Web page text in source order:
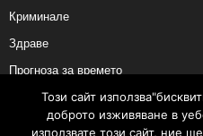
Криминале
Здраве
Прогноза за времето
Политика
Култура
Този сайт
доброто изживяване в
използвате този сайт, ние